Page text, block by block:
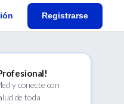
Registrarse
y conecte con
de toda